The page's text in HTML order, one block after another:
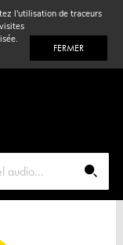
l'utilisation de traceurs
FERMER